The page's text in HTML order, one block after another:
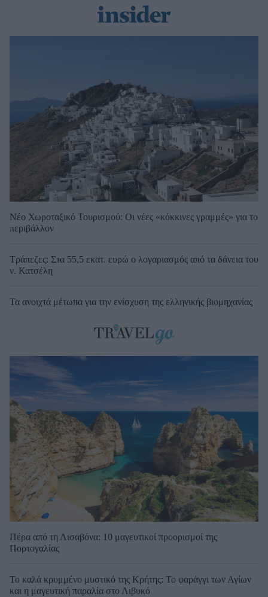
Νέο Χωροταξικό Τουρισμού: Οι νέες «κόκκινες γραμμές» για το
περιβάλλον
Τράπεζες: Στα 55,5 εκατ. ευρώ ο λογαριασμός από τα δάνεια του
ν. Κατσέλη
Τα ανοιχτά μέτωπα για την ενίσχυση της ελληνικής βιομηχανίας
Πέρα από τη Λισαβόνα: 10 μαγευτικοί προορισμοί της
Πορτογαλίας
Το καλά κρυμμένο μυστικό της Κρήτης: Το φαράγγι των Αγίων
και η μαγευτική παραλία στο Λιβυκό